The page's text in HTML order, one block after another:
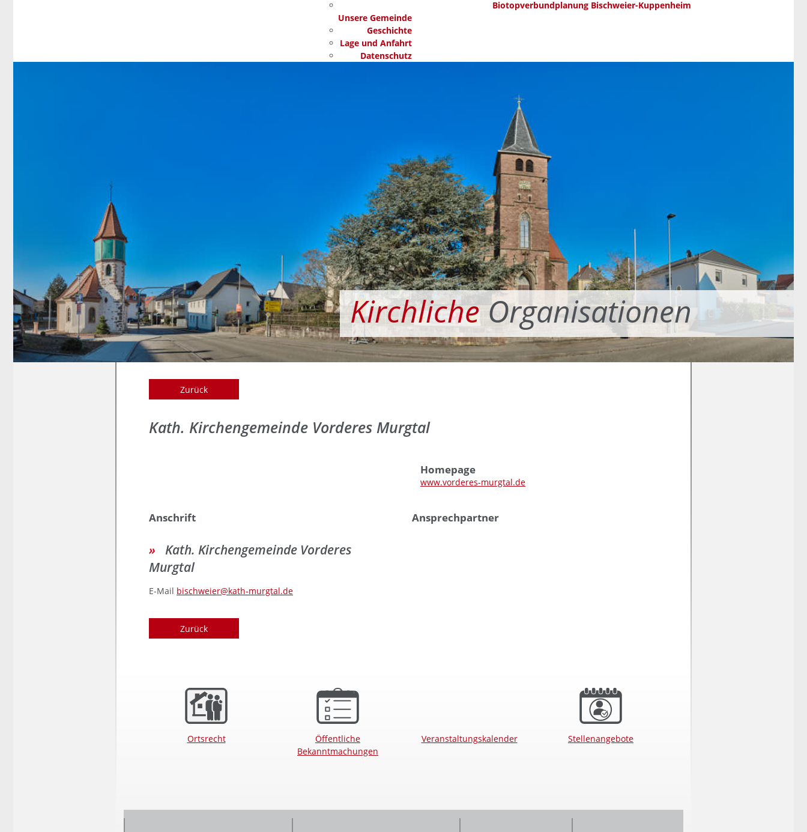
Biotopverbundplanung Bischweier-Kuppenheim
Unsere Gemeinde
Geschichte
Lage und Anfahrt
Datenschutz
KirchlicheOrganisationen
Zurück
Kath. Kirchengemeinde Vorderes Murgtal
Homepage
www.vorderes-murgtal.de
Anschrift
Kath. Kirchengemeinde Vorderes
Murgtal
E-Mail bischweier@kath-murgtal.de
Ansprechpartner
Zurück
Ortsrecht
Öffentliche
Bekanntmachungen
Veranstaltungskalender Stellenangebote